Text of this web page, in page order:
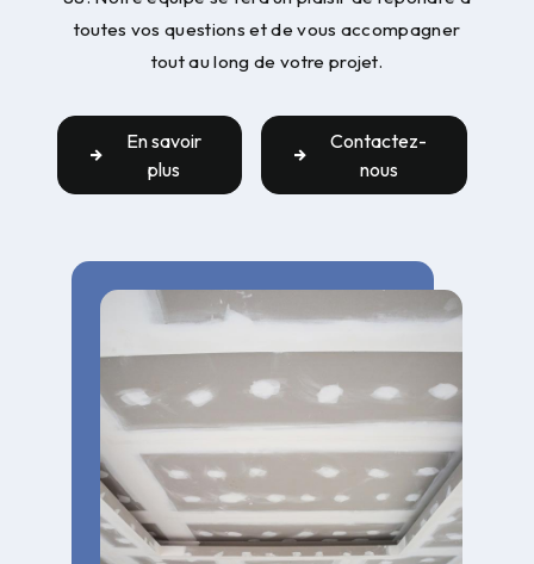
toutes vos questions et de vous accompagner
tout au long de votre projet.
En savoir
plus
Contactez-
nous